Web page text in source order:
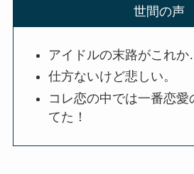
世間の声
アイドルの末路がこれか
仕方ないけど悲しい。
コレ恋の中では一番恋愛
てた！